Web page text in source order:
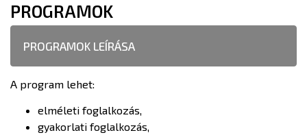
PROGRAMOK
PROGRAMOK LEÍRÁSA
A program lehet:
elméleti foglalkozás,
gyakorlati foglalkozás,